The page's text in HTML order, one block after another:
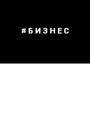
#БИЗНЕС